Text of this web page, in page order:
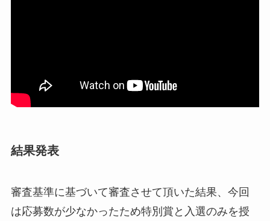
結果発表
審査基準に基づいて審査させて頂いた結果、今回
は応募数が少なかったため特別賞と入選のみを授